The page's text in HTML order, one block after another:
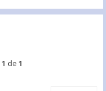
1 de 1